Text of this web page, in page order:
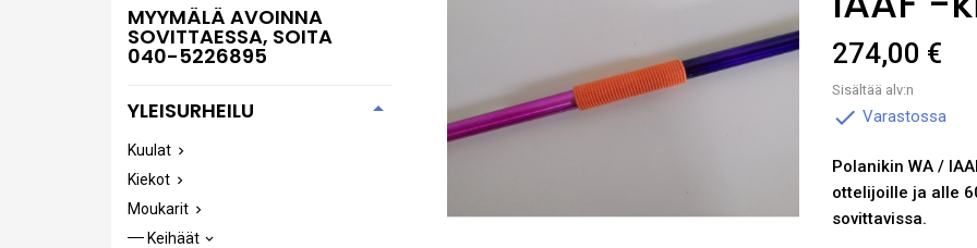
MYYMÄLÄ AVOINNA
SOVITTAESSA, SOITA
040-5226895
YLEISURHEILU

Kuulat 
Kiekot 
Moukarit 
Keihäät 
274,00 €
Sisältää alv:n
 Varastossa
Polanikin WA /
ottelijoille ja alle
sovittavissa.